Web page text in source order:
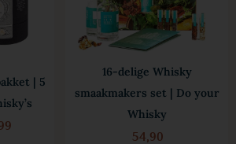
| 5
16-delige Whisky
smaakmakers set | Do your
Whisky
54,90